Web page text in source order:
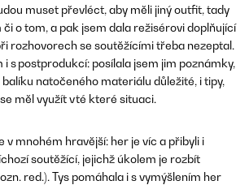
muset převléct, aby měli jiný outfit, tady
o tom, a pak jsem dala režisérovi doplňující
rozhovorech se soutěžícími třeba nezeptal.
s postprodukcí: posílala jsem jim poznámky,
natočeného materiálu důležité, i tipy,
měl využít v té které situaci.
v mnohém hravější: her je víc a přibyli i
soutěžící, jejichž úkolem je rozbít
red.). Tys pomáhala i s vymýšlením her